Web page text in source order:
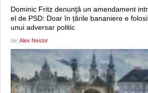
Dominic Fritz denunţă un amendament
el de PSD: Doar în țările bananiere e
unui adversar politic
de: Alex Nestor